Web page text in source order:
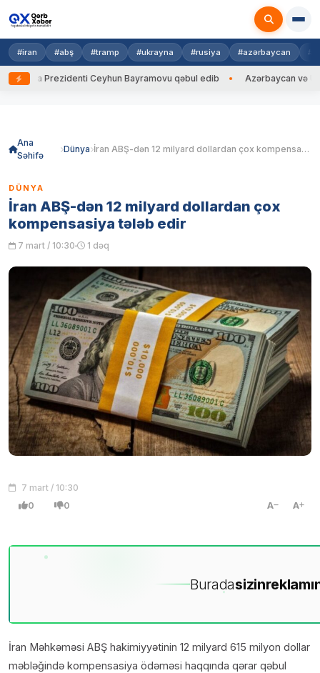
#iran #abş #tramp #ukrayna #rusiya #azərbaycan
Prezidenti Ceyhun Bayramovu qəbul edib Azərbaycan və
Ana
Səhifə
Dünya İran ABŞ-dən 12 milyard dollardan çox kompensasiya tələb edir
DÜNYA
İran ABŞ-dən 12 milyard dollardan çox
kompensasiya tələb edir
7 mart / 10:30 1 dəq
7 mart / 10:30
0 0 A A
Buradasizin
İran Məhkəməsi ABŞ hakimiyyətinin 12 milyard 615 milyon dollar
məbləğində kompensasiya ödəməsi haqqında qərar qəbul